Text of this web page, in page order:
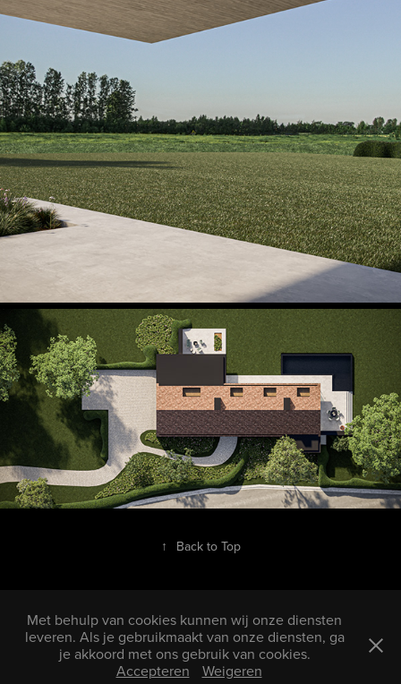
↑ Back to Top
Copyright © 2002 3D-lab BV. Alle rechten voorbehouden. Lees meer
over onsPrivacy Policyen onsCookie Policy
Met behulp van cookies kunnen wij onze diensten
leveren. Als je gebruikmaakt van onze diensten, ga
je akkoord met ons gebruik van cookies.
Accepteren
Weigeren